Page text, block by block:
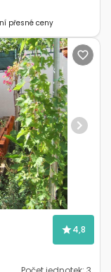
přesné ceny
Next
4,8